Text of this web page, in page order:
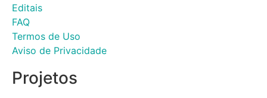
Editais
FAQ
Termos de Uso
Aviso de Privacidade
Projetos